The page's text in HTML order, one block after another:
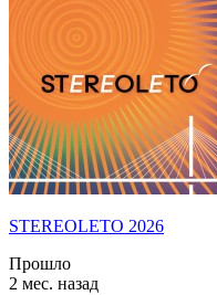
STEREOLETO 2026
Прошло
2 мес. назад